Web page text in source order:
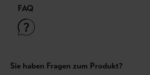
FAQ
Sie haben Fragen zum Produkt?